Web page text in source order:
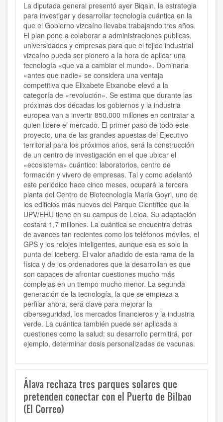
La diputada general presentó ayer Biqain, la estrategia
para investigar y desarrollar tecnología cuántica en la
que el Gobierno vizcaíno llevaba trabajando tres años.
El plan pone a colaborar a administraciones públicas,
universidades y empresas para que el tejido industrial
vizcaíno pueda ser pionero a la hora de aplicar una
tecnología «que va a cambiar el mundo». Dominarla
«antes que nadie» se considera una ventaja
competitiva que Elixabete Etxanobe elevó a la
categoría de «revolución». Se estima que durante las
próximas dos décadas los gobiernos y la industria
europea van a invertir 850.000 millones en contratar a
quien lidere el mercado. El primer paso de todo este
proyecto, una de las grandes apuestas del Ejecutivo
territorial para los próximos años, será la construcción
de un centro de investigación en el que ubicar el
«ecosistema» cuántico: laboratorios, centro de
formación y vivero de empresas. Tal y como adelantó
este periódico hace cinco meses, ocupará la tercera
planta del Centro de Biotecnología María Goyri, uno de
los edificios más nuevos del Parque Científico que la
UPV/EHU tiene en su campus de Leioa. Su adaptación
costará 1,7 millones. La cuántica se encuentra detrás
de avances tan recientes como los teléfonos móviles, el
GPS y los relojes inteligentes, aunque esa es solo la
punta del iceberg. El valor añadido de esta rama de la
física y de los ordenadores que la desarrollan es que
son capaces de afrontar cuestiones mucho más
complejas en un tiempo mucho menor. La segunda
generación de la tecnología, la que se empieza a
perfilar ahora, será clave para mejorar la
ciberseguridad, los mercados financieros y la industria
verde. La cuántica también puede ser aplicada a
cuestiones como la salud: su desarrollo permitirá, por
ejemplo, determinar dosis personalizadas de vacunas.
Álava rechaza tres parques solares que
pretenden conectar con el Puerto de Bilbao
(El Correo)